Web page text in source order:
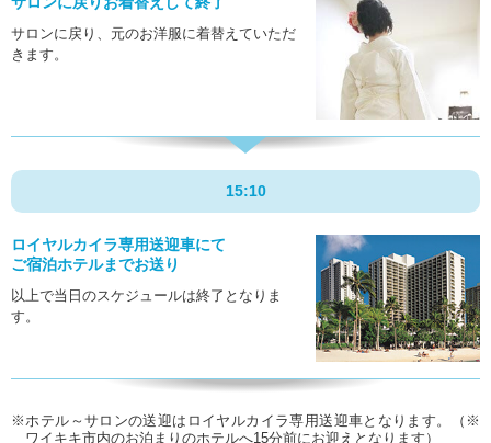
サロンに戻り、元のお洋服に着替えていただ
きます。
15:10
ロイヤルカイラ専用送迎車にて
ご宿泊ホテルまでお送り
以上で当日のスケジュールは終了となりま
す。
※ホテル～サロンの送迎はロイヤルカイラ専用送迎車となります。（※
ワイキキ市内のお泊まりのホテルへ15分前にお迎えとなります）